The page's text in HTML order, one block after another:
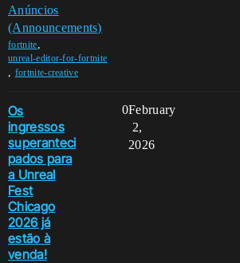
Anúncios
(Announcements)
fortnite,
unreal-editor-for-fortnite
, fortnite-creative
Os
ingressos
superanteci
pados para
a Unreal
Fest
Chicago
2026 já
estão à
venda!
0February
2,
2026